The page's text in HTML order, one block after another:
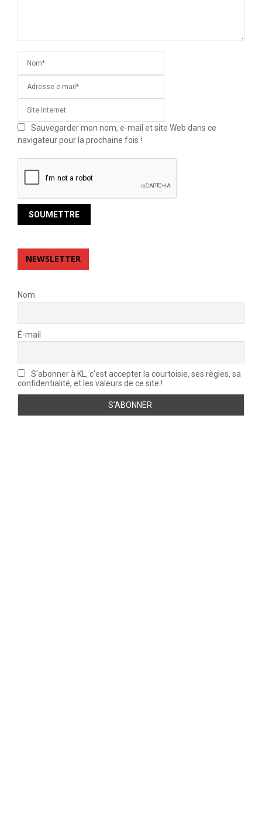
Sauvegarder mon nom, e-mail et site Web dans ce
navigateur pour la prochaine fois !
NEWSLETTER
Nom
É-mail
S'abonner à KL, c'est accepter la courtoisie, ses règles, sa
confidentialité, et les valeurs de ce site !